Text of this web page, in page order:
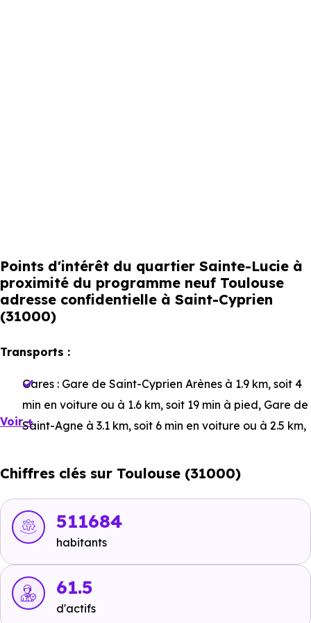
Points d'intérêt du quartier Sainte-Lucie à
proximité du programme neuf Toulouse
adresse confidentielle à Saint-Cyprien
(31000)
Transports :
Gares : Gare de Saint-Cyprien Arènes à 1.9 km, soit 4
min en voiture ou à 1.6 km, soit 19 min à pied, Gare de
Saint-Agne à 3.1 km, soit 6 min en voiture ou à 2.5 km,
km, soit 8 min en voiture ou à 3 km, soit 36 min à pied
min en voiture ou à 83 m, soit 1 min à pied
Tramway :Ligne 1 - Ligne 2 : Fer à Cheval
soit 0 min en voiture ou à 199 m, soit 2 min à pied,
Ligne 1 - Ligne 2 : Avenue de Muret-Marcel Cavaillé
1.7 km, soit 4 min en voiture ou à 558 m, soit 7 min à
Voir +
Chiffres clés sur Toulouse (31000)
511684
habitants
61.5
d'actifs